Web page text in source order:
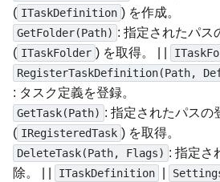
( ITaskDefinition ) を作成。
GetFolder(Path) : 指定されたパス
( ITaskFolder ) を取得。 | |
RegisterTaskDefinition(Path,
: タスク定義を登録。
GetTask(Path) : 指定されたパスの
( IRegisteredTask ) を取得。
DeleteTask(Path, Flags) : 指定さ
除。 | |
ITaskDefinition